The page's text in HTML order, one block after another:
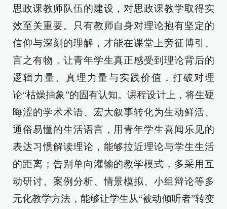
思政课教师队伍的建设，对思政课教学取得实
效至关重要。只有教师自身对理论抱有坚定的
信仰与深刻的理解，才能在课堂上旁征博引、
言之有物，让青年学生真正感受到理论背后的
逻辑力量、真理力量与实践价值，打破对理
论“枯燥抽象”的固有认知。课程设计上，将生硬
晦涩的学术术语、宏大叙事转化为生动鲜活、
通俗易懂的生活语言，用青年学生喜闻乐见的
表达习惯解读理论，能够拉近理论与学生生活
的距离；告别单向灌输的教学模式，多采用互
动研讨、案例分析、情景模拟、小组辩论等多
元化教学方法，能够让学生从“被动倾听者”转变